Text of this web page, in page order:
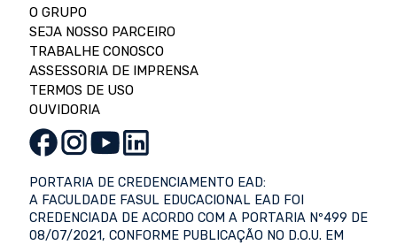
O GRUPO
SEJA NOSSO PARCEIRO
TRABALHE CONOSCO
ASSESSORIA DE IMPRENSA
TERMOS DE USO
OUVIDORIA
PORTARIA DE CREDENCIAMENTO EAD:
A FACULDADE FASUL EDUCACIONAL EAD FOI
CREDENCIADA DE ACORDO COM A PORTARIA Nº499 DE
08/07/2021, CONFORME PUBLICAÇÃO NO D.O.U. EM